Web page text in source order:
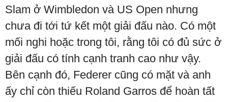
Slam ở Wimbledon và US Open nhưng
chưa đi tới tứ kết một giải đấu nào. Có một
mối nghi hoặc trong tôi, rằng tôi có đủ sức ở
giải đấu có tính cạnh tranh cao như vậy.
Bên cạnh đó, Federer cũng có mặt và anh
ấy chỉ còn thiếu Roland Garros để hoàn tất